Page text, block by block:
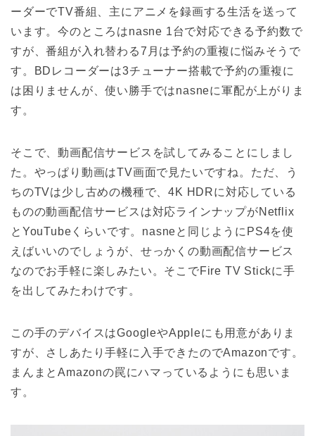
ーダーでTV番組、主にアニメを録画する生活を送って
います。今のところはnasne 1台で対応できる予約数で
すが、番組が入れ替わる7月は予約の重複に悩みそうで
す。BDレコーダーは3チューナー搭載で予約の重複に
は困りませんが、使い勝手ではnasneに軍配が上がりま
す。
そこで、動画配信サービスを試してみることにしまし
た。やっぱり動画はTV画面で見たいですね。ただ、う
ちのTVは少し古めの機種で、4K HDRに対応している
ものの動画配信サービスは対応ラインナップがNetflix
とYouTubeくらいです。nasneと同じようにPS4を使
えばいいのでしょうが、せっかくの動画配信サービス
なのでお手軽に楽しみたい。そこでFire TV Stickに手
を出してみたわけです。
この手のデバイスはGoogleやAppleにも用意がありま
すが、さしあたり手軽に入手できたのでAmazonです。
まんまとAmazonの罠にハマっているようにも思いま
す。